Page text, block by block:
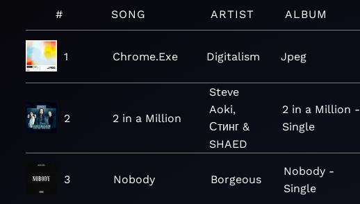
# SONG ARTIST ALBUM
1 Chrome.Exe Digitalism Jpeg
2 2 in a Million
Steve
Aoki,
Стинг &
SHAED
2 in a Million -
Single
3 Nobody Borgeous
Nobody -
Single